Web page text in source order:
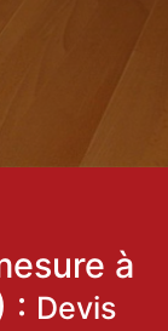
à
: Devis